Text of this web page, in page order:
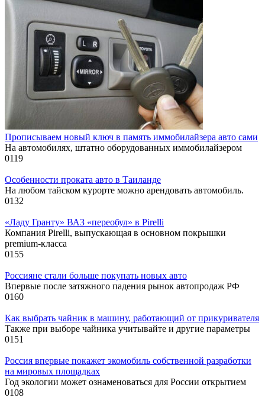
Прописываем новый ключ в память иммобилайзера авто сами
На автомобилях, штатно оборудованных иммобилайзером
0119
Особенности проката авто в Таиланде
На любом тайском курорте можно арендовать автомобиль.
0132
«Ладу Гранту» ВАЗ «переобул» в Pirelli
Компания Pirelli, выпускающая в основном покрышки
premium-класса
0155
Россияне стали больше покупать новых авто
Впервые после затяжного падения рынок автопродаж РФ
0160
Как выбрать чайник в машину, работающий от прикуривателя
Также при выборе чайника учитывайте и другие параметры
0151
Россия впервые покажет экомобиль собственной разработки
на мировых площадках
Год экологии может ознаменоваться для России открытием
0108